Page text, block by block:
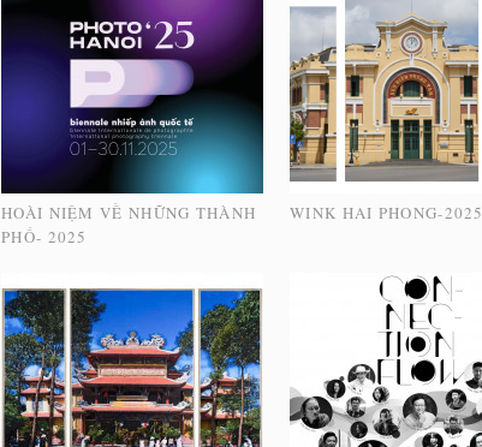
HOÀI NIỆM VỀ NHỮNG THÀNH
PHỐ- 2025
WINK HAI PHONG-2025